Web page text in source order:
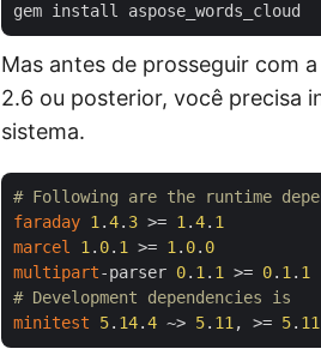
Mas antes de prosseguir com
2.6 ou posterior, você precisa
sistema.
# Following are the runtime
faraday 1 .4. 3 >= 1 .4. 1
marcel
1 . 0. 1 >= 1 . 0. 0
multipart-parser 0. 1 . 1 >= 0. 1 . 1
# Development dependencies is
minitest
5. 14.4 ~> 5. 11 , >= 5. 11